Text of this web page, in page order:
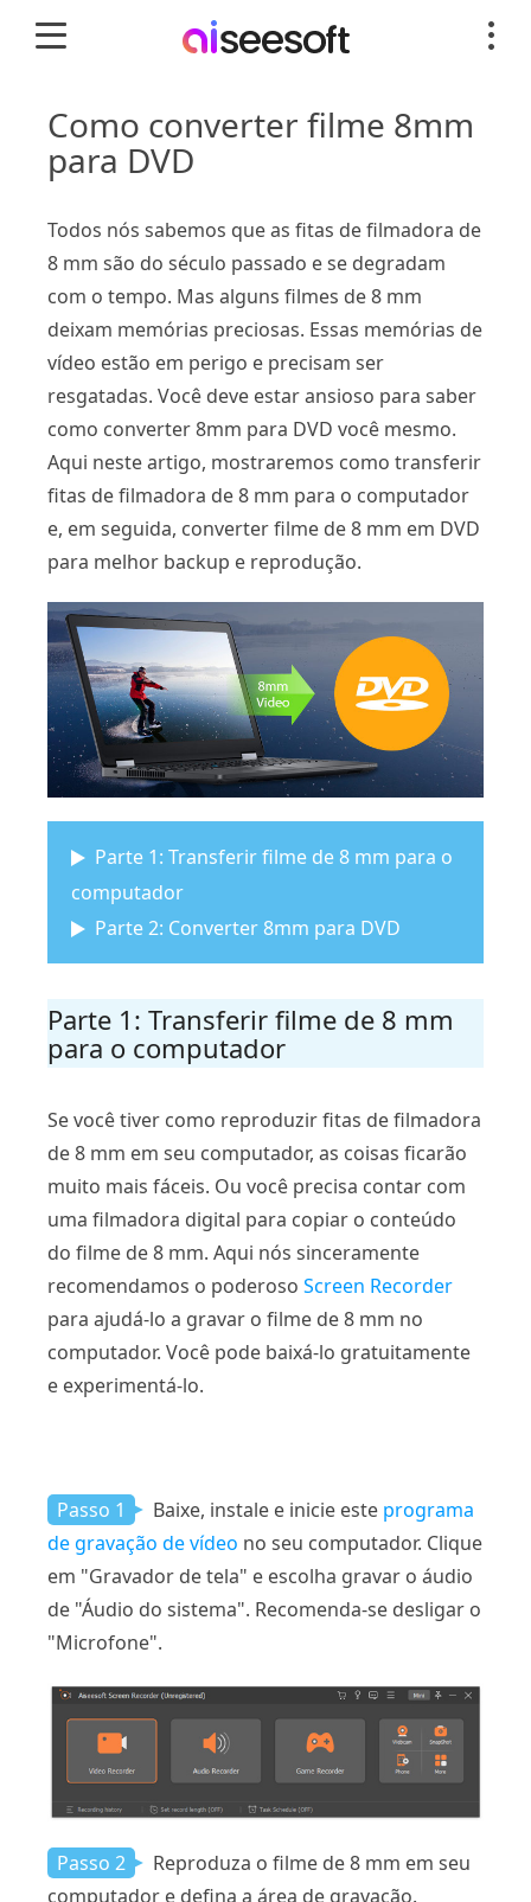
Como converter filme 8mm
para DVD
Todos nós sabemos que as fitas de filmadora de
8 mm são do século passado e se degradam
com o tempo. Mas alguns filmes de 8 mm
deixam memórias preciosas. Essas memórias de
vídeo estão em perigo e precisam ser
resgatadas. Você deve estar ansioso para saber
como converter 8mm para DVD você mesmo.
Aqui neste artigo, mostraremos como transferir
fitas de filmadora de 8 mm para o computador
e, em seguida, converter filme de 8 mm em DVD
para melhor backup e reprodução.
Parte 1: Transferir filme de 8 mm para o
computador
Parte 2: Converter 8mm para DVD
Parte 1: Transferir filme de 8 mm
para o computador
Se você tiver como reproduzir fitas de filmadora
de 8 mm em seu computador, as coisas ficarão
muito mais fáceis. Ou você precisa contar com
uma filmadora digital para copiar o conteúdo
do filme de 8 mm. Aqui nós sinceramente
recomendamos o poderoso Screen Recorder
para ajudá-lo a gravar o filme de 8 mm no
computador. Você pode baixá-lo gratuitamente
e experimentá-lo.
Passo 1 Baixe, instale e inicie este programa
de gravação de vídeo no seu computador. Clique
em "Gravador de tela" e escolha gravar o áudio
de "Áudio do sistema". Recomenda-se desligar o
"Microfone".
Passo 2
Reproduza o filme de 8 mm em seu
computador e defina a área de gravação.